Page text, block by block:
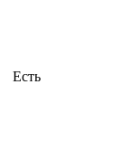
Есть